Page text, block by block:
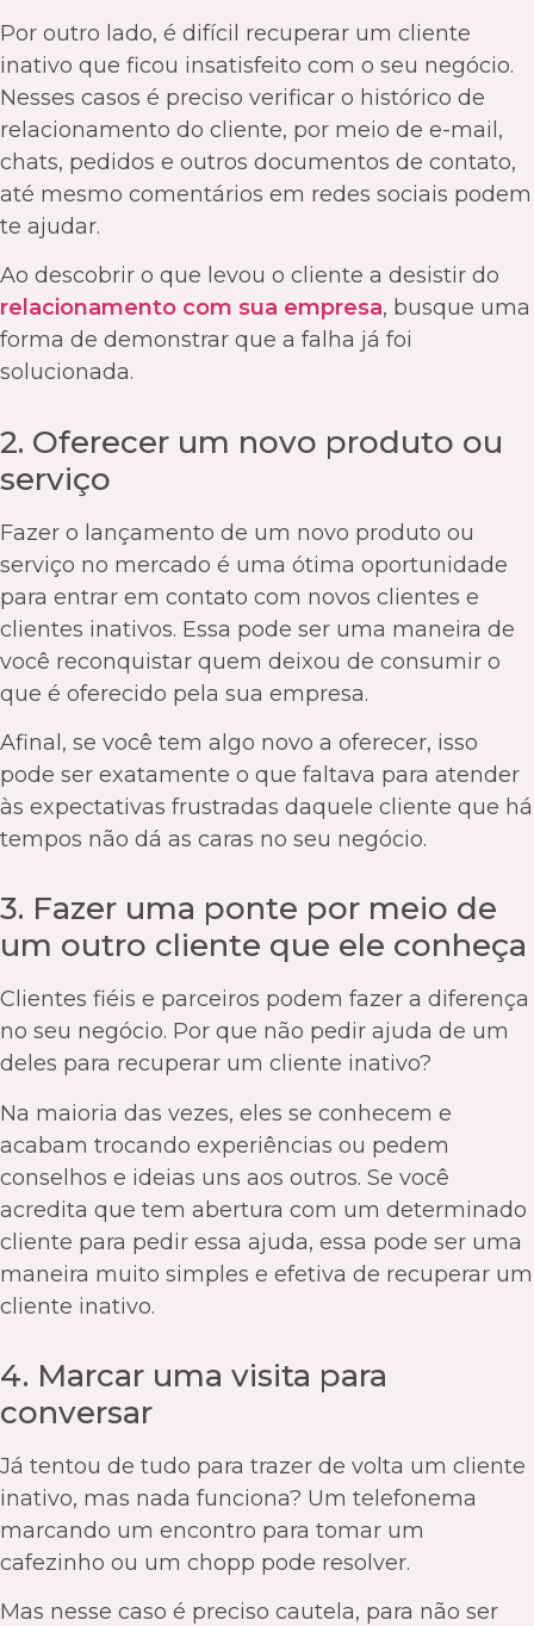
Por outro lado, é difícil recuperar um cliente
inativo que ficou insatisfeito com o seu negócio.
Nesses casos é preciso verificar o histórico de
relacionamento do cliente, por meio de e-mail,
chats, pedidos e outros documentos de contato,
até mesmo comentários em redes sociais podem
te ajudar.
Ao descobrir o que levou o cliente a desistir do
relacionamento com sua empresa, busque uma
forma de demonstrar que a falha já foi
solucionada.
2. Oferecer um novo produto ou
serviço
Fazer o lançamento de um novo produto ou
serviço no mercado é uma ótima oportunidade
para entrar em contato com novos clientes e
clientes inativos. Essa pode ser uma maneira de
você reconquistar quem deixou de consumir o
que é oferecido pela sua empresa.
Afinal, se você tem algo novo a oferecer, isso
pode ser exatamente o que faltava para atender
às expectativas frustradas daquele cliente que há
tempos não dá as caras no seu negócio.
3. Fazer uma ponte por meio de
um outro cliente que ele conheça
Clientes fiéis e parceiros podem fazer a diferença
no seu negócio. Por que não pedir ajuda de um
deles para recuperar um cliente inativo?
Na maioria das vezes, eles se conhecem e
acabam trocando experiências ou pedem
conselhos e ideias uns aos outros. Se você
acredita que tem abertura com um determinado
cliente para pedir essa ajuda, essa pode ser uma
maneira muito simples e efetiva de recuperar um
cliente inativo.
4. Marcar uma visita para
conversar
Já tentou de tudo para trazer de volta um cliente
inativo, mas nada funciona? Um telefonema
marcando um encontro para tomar um
cafezinho ou um chopp pode resolver.
Mas nesse caso é preciso cautela, para não ser